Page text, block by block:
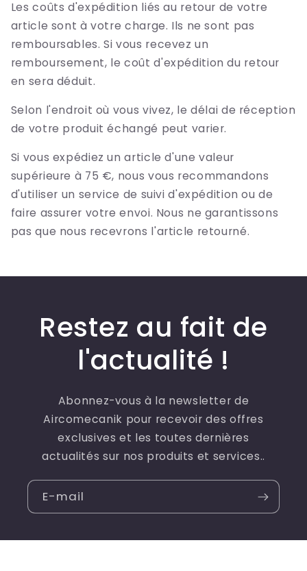
Les coûts d'expédition liés au retour de votre
article sont à votre charge. Ils ne sont pas
remboursables. Si vous recevez un
remboursement, le coût d'expédition du retour
en sera déduit.
Selon l'endroit où vous vivez, le délai de réception
de votre produit échangé peut varier.
Si vous expédiez un article d'une valeur
supérieure à 75 €, nous vous recommandons
d'utiliser un service de suivi d'expédition ou de
faire assurer votre envoi. Nous ne garantissons
pas que nous recevrons l'article retourné.
Restez au fait de
l'actualité !
Abonnez-vous à la newsletter de
Aircomecanik pour recevoir des offres
exclusives et les toutes dernières
actualités sur nos produits et services..
E-mail